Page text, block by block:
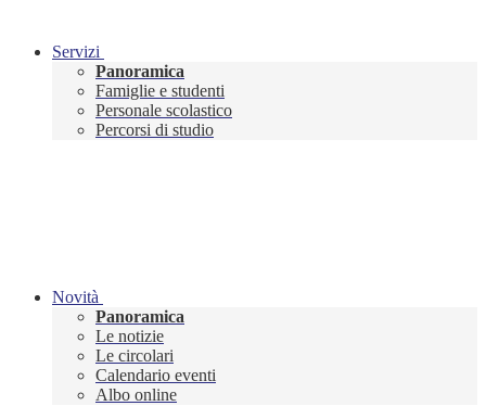
Servizi
Panoramica
Famiglie e studenti
Personale scolastico
Percorsi di studio
Novità
Panoramica
Le notizie
Le circolari
Calendario eventi
Albo online